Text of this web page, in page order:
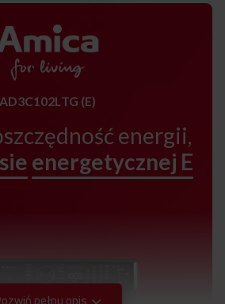
AD3C102LTG (E)
energii,
energetycznej E
pełny opis